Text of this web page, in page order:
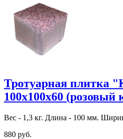
Тротуарная плитка
100х100х60 (розовый
Вес - 1,3 кг. Длина - 100 мм.
880 руб.